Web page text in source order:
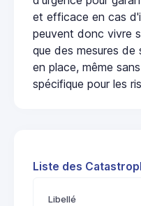
et efficace en cas
peuvent donc vivre
que des mesures de
en place, même
spécifique pour les
Liste des
Libellé